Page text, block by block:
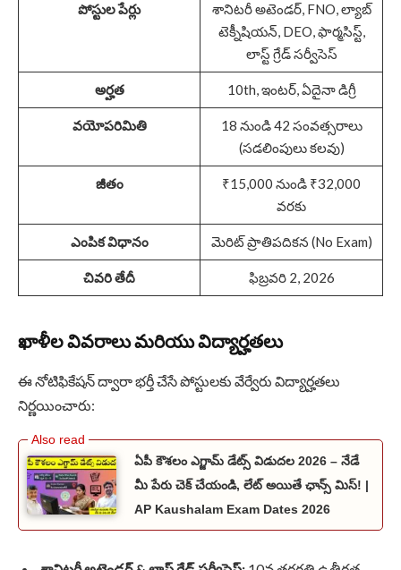
పోస్టుల పేర్లు
శానిటరీ అటెండర్, FNO, ల్యాబ్
టెక్నీషియన్, DEO, ఫార్మసిస్ట్,
లాస్ట్ గ్రేడ్ సర్వీసెస్
అర్హత 10th, ఇంటర్, ఏదైనా డిగ్రీ
వయోపరిమితి
18 నుండి 42 సంవత్సరాలు
(సడలింపులు కలవు)
జీతం
₹15,000 నుండి ₹32,000
వరకు
ఎంపిక విధానం మెరిట్ ప్రాతిపదికన (No Exam)
చివరి తేదీ ఫిబ్రవరి 2, 2026
ఖాళీల వివరాలు మరియు విద్యార్హతలు
ఈ నోటిఫికేషన్ ద్వారా భర్తీ చేసే పోస్టులకు వేర్వేరు విద్యార్హతలు
నిర్ణయించారు:
ఏపీ కౌశలం ఎగ్జామ్ డేట్స్ విడుదల 2026 – నేడే
మీ పేరు చెక్ చేయండి, లేట్ అయితే ఛాన్స్ మిస్! |
AP Kaushalam Exam Dates 2026